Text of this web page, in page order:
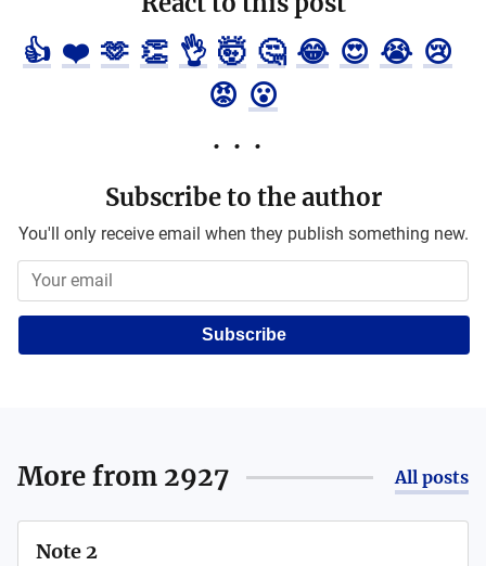
👍 ❤️ 🫶 👏 👌 🤯 🤔 😂 😍 😭 😢
😡 😮
Subscribe to the author
You'll only receive email when they publish something new.
Subscribe
More from 2927 All posts
Note 2